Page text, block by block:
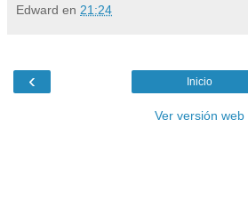
Edward en 21:24
‹ Inicio
Ver versión web